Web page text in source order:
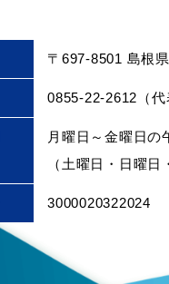
〒697-8501 島根
0855-22-2612（代
月曜日～金曜日の
（土曜日・日曜
3000020322024